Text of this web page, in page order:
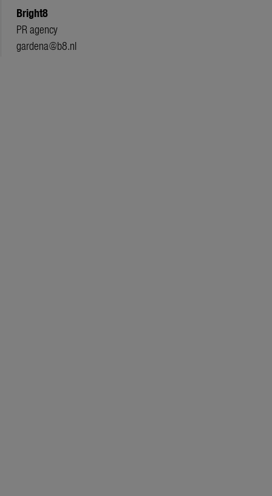
Bright8
PR agency
gardena@b8.nl